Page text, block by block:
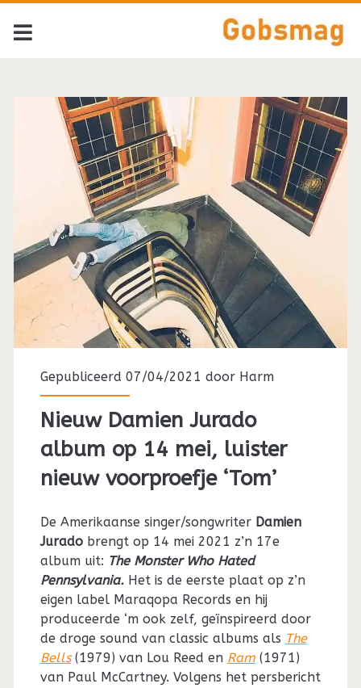
Tag:
<span>Damien
Jurado</span>
Gepubliceerd 07/04/2021 door Harm
Nieuw Damien Jurado
album op 14 mei, luister
nieuw voorproefje ‘Tom’
De Amerikaanse singer/songwriter Damien
Juradobrengt op 14 mei 2021 z’n 17e
album uit: The Monster Who Hated
Pennsylvania.Het is de eerste plaat op z’n
eigen label Maraqopa Records en hij
produceerde ‘m ook zelf, geïnspireerd door
de droge sound van classic albums als The
Bells(1979) van Lou Reed en Ram(1971)
van Paul McCartney. Volgens het persbericht